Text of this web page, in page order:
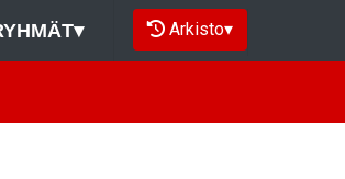
▾ Arkisto▾